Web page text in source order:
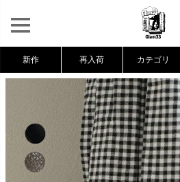
新作 再入荷 カテゴリ